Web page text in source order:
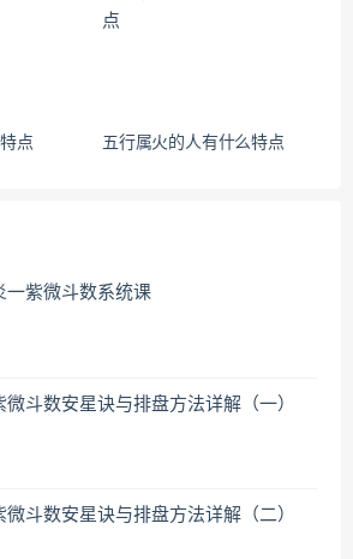
点 五行属火的人有什么特点
一紫微斗数系统课
微斗数安星诀与排盘方法详解（一）
微斗数安星诀与排盘方法详解（二）